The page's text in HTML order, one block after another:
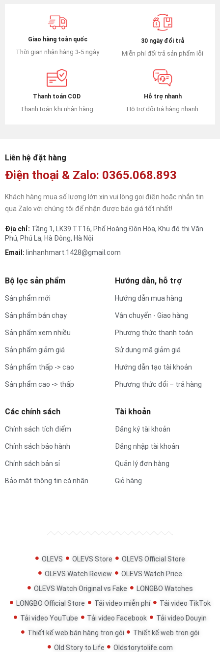
Giao hàng toàn quốc
Thời gian nhận hàng 3-5 ngày
30 ngày đổi trả
Miễn phí đổi trả sản phẩm lỗi
Thanh toán COD
Thanh toán khi nhận hàng
Hỗ trợ nhanh
Hỗ trợ đổi trả hàng nhanh
Liên hệ đặt hàng
Điện thoại & Zalo: 0365.068.893
Khách hàng mua số lượng lớn xin vui lòng gọi điện hoặc nhắn tin
qua Zalo với chúng tôi để nhận được báo giá tốt nhất!
Địa chỉ: Tầng 1, LK39 TT16, Phố Hoàng Đôn Hòa, Khu đô thị Văn
Phú, Phú La, Hà Đông, Hà Nội
Email: linhanhmart.1428@gmail.com
Bộ lọc sản phẩm
Sản phẩm mới
Sản phẩm bán chạy
Sản phẩm xem nhiều
Sản phẩm giảm giá
Sản phẩm thấp -> cao
Sản phẩm cao -> thấp
Hướng dẫn, hỗ trợ
Hướng dẫn mua hàng
Vận chuyển - Giao hàng
Phương thức thanh toán
Sử dụng mã giảm giá
Hướng dẫn tạo tài khoản
Phương thức đổi – trả hàng
Các chính sách
Chính sách tích điểm
Chính sách bảo hành
Chính sách bản sỉ
Bảo mật thông tin cá nhân
Tài khoản
Đăng ký tài khoản
Đăng nhập tài khoản
Quản lý đơn hàng
Giỏ hàng
OLEVS OLEVS Store
OLEVS Official Store
OLEVS Watch Review
OLEVS Watch Price
OLEVS Watch Original vs Fake
LONGBO Watches
LONGBO Official Store
Tải video miễn phí
Tải video TikTok
Tải video YouTube
Tải video Facebook
Tải video Douyin
Thiết kế web bán hàng trọn gói
Thiết kế web trọn gói
Old Story to Life
Oldstorytolife.com